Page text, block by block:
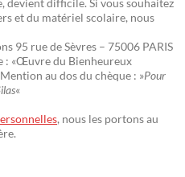
et du matériel scolaire, nous
95 rue de Sèvres – 75006 PARIS
: «Œuvre du Bienheureux
au dos du chèque : »Pour
«
, nous les portons au